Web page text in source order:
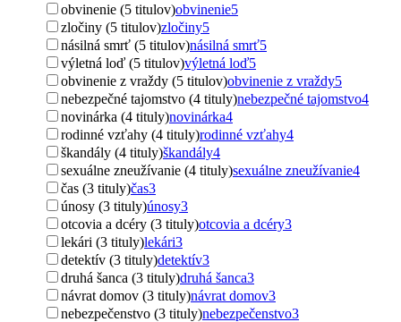
obvinenie (5 titulov)obvinenie5
zločiny (5 titulov)zločiny5
násilná smrť (5 titulov)násilná smrť5
výletná loď (5 titulov)výletná loď5
obvinenie z vraždy (5 titulov)obvinenie z vraždy5
nebezpečné tajomstvo (4 tituly)nebezpečné tajomstvo4
novinárka (4 tituly)novinárka4
rodinné vzťahy (4 tituly)rodinné vzťahy4
škandály (4 tituly)škandály4
sexuálne zneužívanie (4 tituly)sexuálne zneužívanie4
čas (3 tituly)čas3
únosy (3 tituly)únosy3
otcovia a dcéry (3 tituly)otcovia a dcéry3
lekári (3 tituly)lekári3
detektív (3 tituly)detektív3
druhá šanca (3 tituly)druhá šanca3
návrat domov (3 tituly)návrat domov3
nebezpečenstvo (3 tituly)nebezpečenstvo3